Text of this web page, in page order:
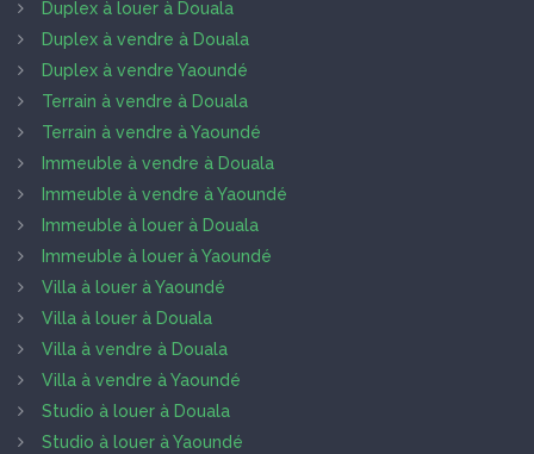
Duplex à louer à Douala
Duplex à vendre à Douala
Duplex à vendre Yaoundé
Terrain à vendre à Douala
Terrain à vendre à Yaoundé
Immeuble à vendre à Douala
Immeuble à vendre à Yaoundé
Immeuble à louer à Douala
Immeuble à louer à Yaoundé
Villa à louer à Yaoundé
Villa à louer à Douala
Villa à vendre à Douala
Villa à vendre à Yaoundé
Studio à louer à Douala
Studio à louer à Yaoundé